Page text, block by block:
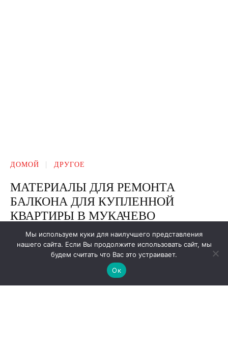
Мы используем куки для наилучшего представления
нашего сайта. Если Вы продолжите использовать сайт, мы
будем считать что Вас это устраивает.
Ок